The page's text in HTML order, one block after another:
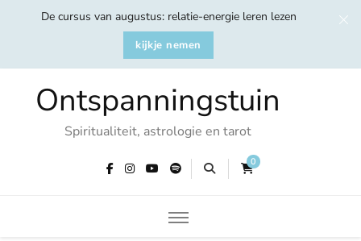
De cursus van augustus: relatie-energie leren lezen
kijkje nemen
Ontspanningstuin
Spiritualiteit, astrologie en tarot
0